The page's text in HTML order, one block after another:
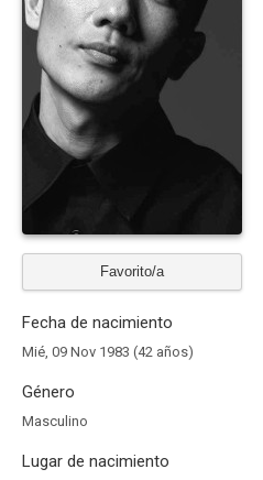
Favorito/a
Fecha de nacimiento
Mié, 09 Nov 1983 (42 años)
Género
Masculino
Lugar de nacimiento